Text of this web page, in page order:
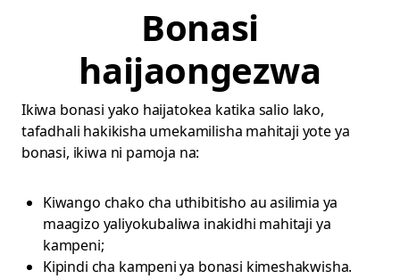
Bonasi
haijaongezwa
Ikiwa bonasi yako haijatokea katika salio lako,
tafadhali hakikisha umekamilisha mahitaji yote ya
bonasi, ikiwa ni pamoja na:
Kiwango chako cha uthibitisho au asilimia ya
maagizo yaliyokubaliwa inakidhi mahitaji ya
kampeni;
Kipindi cha kampeni ya bonasi kimeshakwisha.